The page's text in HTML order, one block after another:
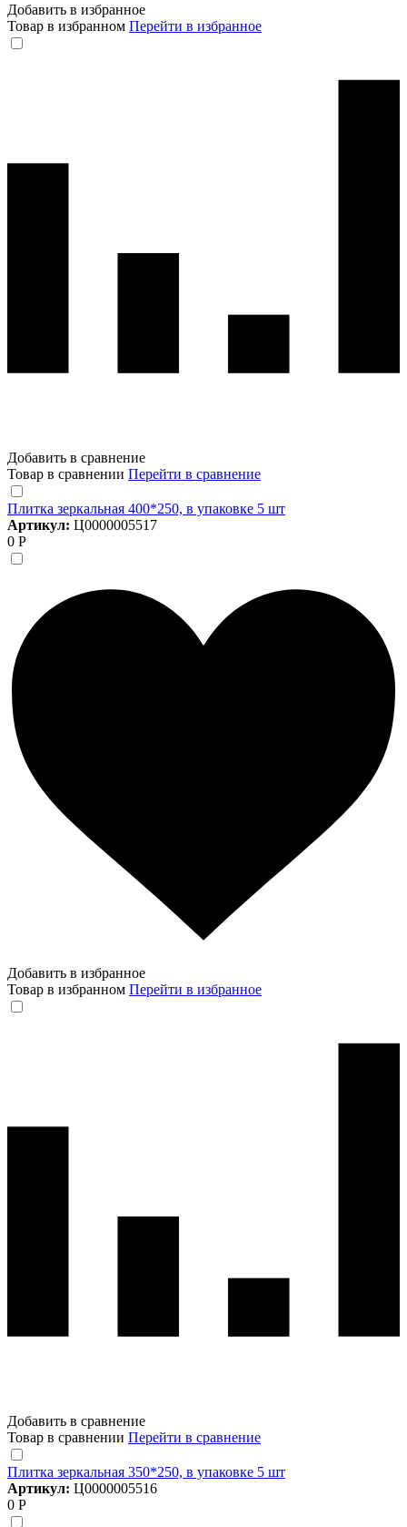
Добавить в избранное
Товар в избранном Перейти в избранное
Добавить в сравнение
Товар в сравнении Перейти в сравнение
Плитка зеркальная 400*250, в упаковке 5 шт
Артикул: Ц0000005517
0 Р
Добавить в избранное
Товар в избранном Перейти в избранное
Добавить в сравнение
Товар в сравнении Перейти в сравнение
Плитка зеркальная 350*250, в упаковке 5 шт
Артикул: Ц0000005516
0 Р